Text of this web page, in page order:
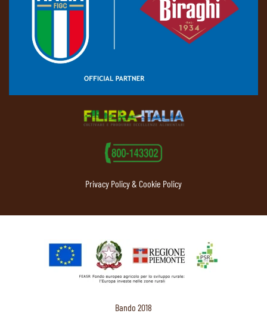
Privacy Policy & Cookie Policy
Bando 2018